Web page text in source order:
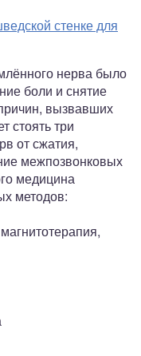
стенке для
нерва было
боли и снятие
вызвавших
стоять три
от сжатия,
межпозвонковых
медицина
методов: